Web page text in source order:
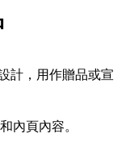
計，用作贈品或宣
內頁內容。